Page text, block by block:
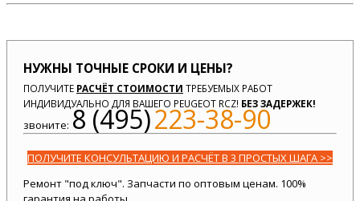
НУЖНЫ ТОЧНЫЕ СРОКИ И ЦЕНЫ?
ПОЛУЧИТЕ РАСЧЁТ СТОИМОСТИ ТРЕБУЕМЫХ РАБОТ
ИНДИВИДУАЛЬНО ДЛЯ ВАШЕГО PEUGEOT RCZ! БЕЗ ЗАДЕРЖЕК!
звоните: 8 (495)223-38-90
ПОЛУЧИТЕ КОНСУЛЬТАЦИЮ И РАСЧЁТ В 3 ПРОСТЫХ ШАГА >>
Ремонт "под ключ". Запчасти по оптовым ценам. 100%